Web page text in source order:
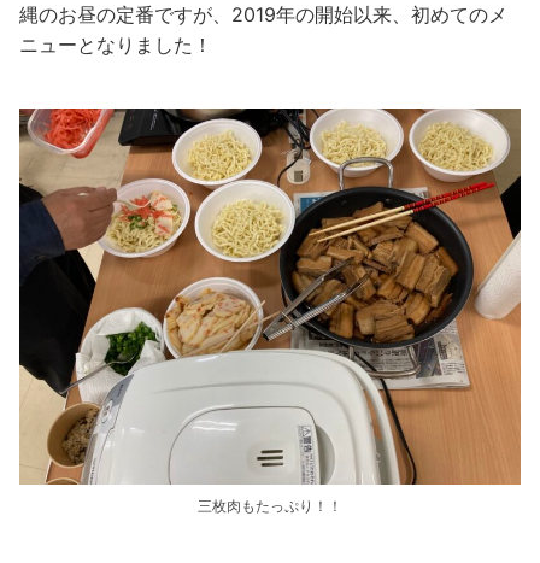
縄のお昼の定番ですが、2019年の開始以来、初めてのメ
ニューとなりました！
三枚肉もたっぷり！！